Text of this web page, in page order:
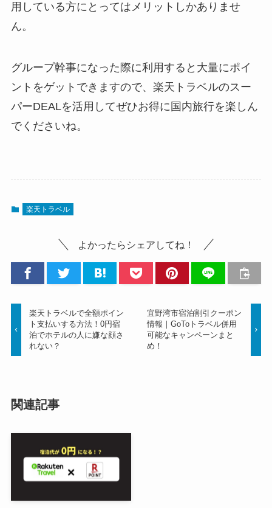
用している方にとってはメリットしかありませ
ん。
グループ幹事になった際に利用すると大量にポイ
ントをゲットできますので、楽天トラベルのスー
パーDEALを活用してぜひお得に国内旅行を楽しん
でくださいね。
楽天トラベル
よかったらシェアしてね！
楽天トラベルで全額ポイン
ト支払いする方法！0円宿
泊でホテルの人に嫌な顔さ
れない？
宜野湾市宿泊割引クーポン
情報｜GoToトラベル併用
可能なキャンペーンまと
め！
関連記事